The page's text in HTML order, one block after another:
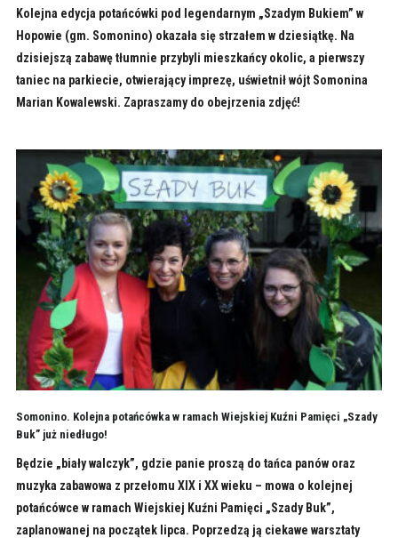
Kolejna edycja potańcówki pod legendarnym „Szadym Bukiem” w
Hopowie (gm. Somonino) okazała się strzałem w dziesiątkę. Na
dzisiejszą zabawę tłumnie przybyli mieszkańcy okolic, a pierwszy
taniec na parkiecie, otwierający imprezę, uświetnił wójt Somonina
Marian Kowalewski. Zapraszamy do obejrzenia zdjęć!
Somonino. Kolejna potańcówka w ramach Wiejskiej Kuźni Pamięci „Szady
Buk” już niedługo!
Będzie „biały walczyk”, gdzie panie proszą do tańca panów oraz
muzyka zabawowa z przełomu XIX i XX wieku – mowa o kolejnej
potańcówce w ramach Wiejskiej Kuźni Pamięci „Szady Buk”,
zaplanowanej na początek lipca. Poprzedzą ją ciekawe warsztaty